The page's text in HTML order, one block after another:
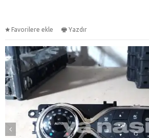
Favorilere ekle Yazdır